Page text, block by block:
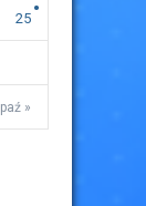
paź »
25